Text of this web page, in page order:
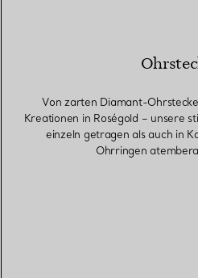
Von zarten Diamant-
Kreationen in Roségold – unsere
einzeln getragen als auch in
Ohrringen